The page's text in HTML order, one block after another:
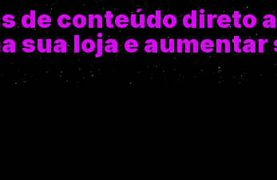
de conteúdo direto
sua loja e